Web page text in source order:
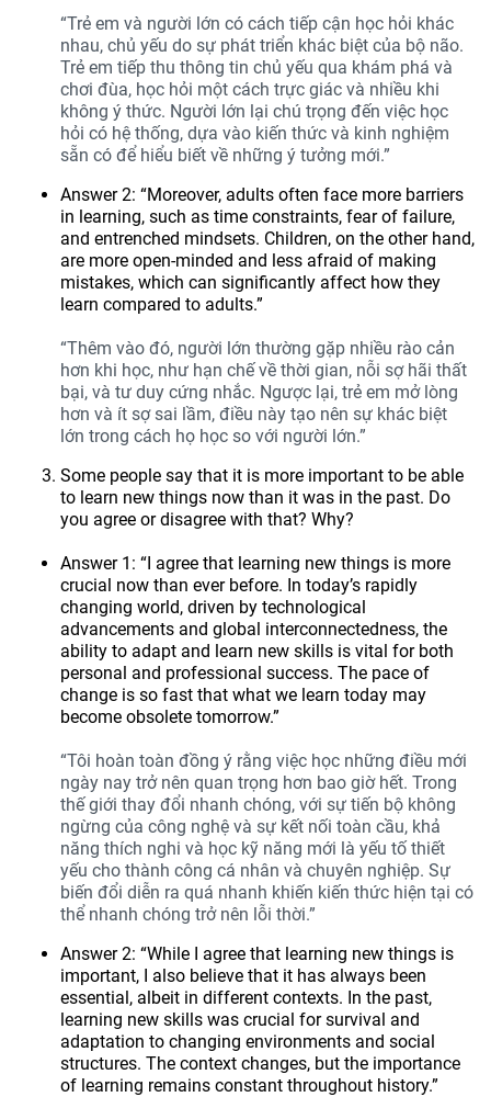
“Trẻ em và người lớn có cách tiếp cận học hỏi khác
nhau, chủ yếu do sự phát triển khác biệt của bộ não.
Trẻ em tiếp thu thông tin chủ yếu qua khám phá và
chơi đùa, học hỏi một cách trực giác và nhiều khi
không ý thức. Người lớn lại chú trọng đến việc học
hỏi có hệ thống, dựa vào kiến thức và kinh nghiệm
sẵn có để hiểu biết về những ý tưởng mới.”
Answer 2: “Moreover, adults often face more barriers
in learning, such as time constraints, fear of failure,
and entrenched mindsets. Children, on the other hand,
are more open-minded and less afraid of making
mistakes, which can significantly affect how they
learn compared to adults.”
“Thêm vào đó, người lớn thường gặp nhiều rào cản
hơn khi học, như hạn chế về thời gian, nỗi sợ hãi thất
bại, và tư duy cứng nhắc. Ngược lại, trẻ em mở lòng
hơn và ít sợ sai lầm, điều này tạo nên sự khác biệt
lớn trong cách họ học so với người lớn.”
Some people say that it is more important to be able
to learn new things now than it was in the past. Do
you agree or disagree with that? Why?
Answer 1: “I agree that learning new things is more
crucial now than ever before. In today’s rapidly
changing world, driven by technological
advancements and global interconnectedness, the
ability to adapt and learn new skills is vital for both
personal and professional success. The pace of
change is so fast that what we learn today may
become obsolete tomorrow.”
“Tôi hoàn toàn đồng ý rằng việc học những điều mới
ngày nay trở nên quan trọng hơn bao giờ hết. Trong
thế giới thay đổi nhanh chóng, với sự tiến bộ không
ngừng của công nghệ và sự kết nối toàn cầu, khả
năng thích nghi và học kỹ năng mới là yếu tố thiết
yếu cho thành công cá nhân và chuyên nghiệp. Sự
biến đổi diễn ra quá nhanh khiến kiến thức hiện tại có
thể nhanh chóng trở nên lỗi thời.”
Answer 2: “While I agree that learning new things is
important, I also believe that it has always been
essential, albeit in different contexts. In the past,
learning new skills was crucial for survival and
adaptation to changing environments and social
structures. The context changes, but the importance
of learning remains constant throughout history.”